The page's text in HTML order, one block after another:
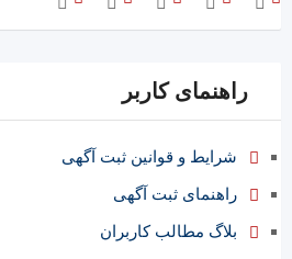
راهنمای کاربر
شرایط و قوانین ثبت آگهی
راهنمای ثبت آگهی
بلاگ مطالب کاربران